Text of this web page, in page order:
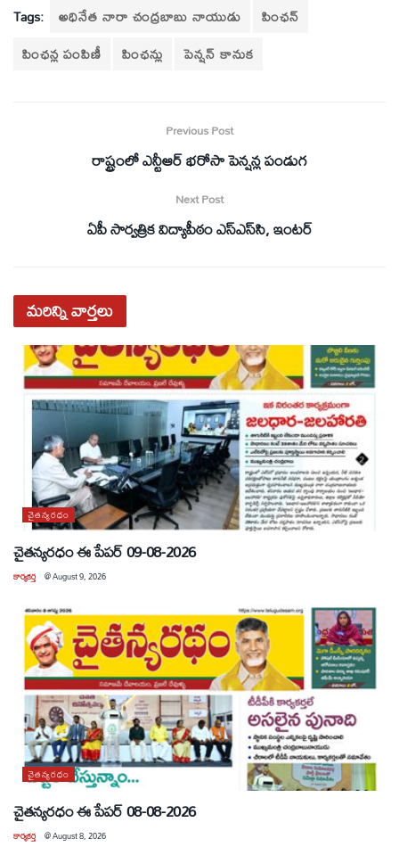
Tags: అధినేత నారా చంద్రబాబు నాయుడు
పింఛన్‌
పింఛన్ల పంపిణీ
పింఛన్లు పెన్షన్‌ కానుక
Previous Post
రాష్ట్రంలో ఎన్టీఆర్‌ భరోసా పెన్షన్ల పండుగ
Next Post
ఏపీ సార్వత్రిక విద్యాపీఠం ఎస్‌ఎస్‌సి, ఇంటర్‌
మరిన్నివార్తలు
చైతన్యరధం
చైతన్యరధం ఈ పేపర్ 09-08-2026
కార్యకర్త @August 9, 2026
చైతన్యరధం
చైతన్యరధం ఈ పేపర్ 08-08-2026
కార్యకర్త @August 8, 2026